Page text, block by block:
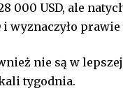
000 USD, ale
i wyznaczyło
nie są w
tygodnia.